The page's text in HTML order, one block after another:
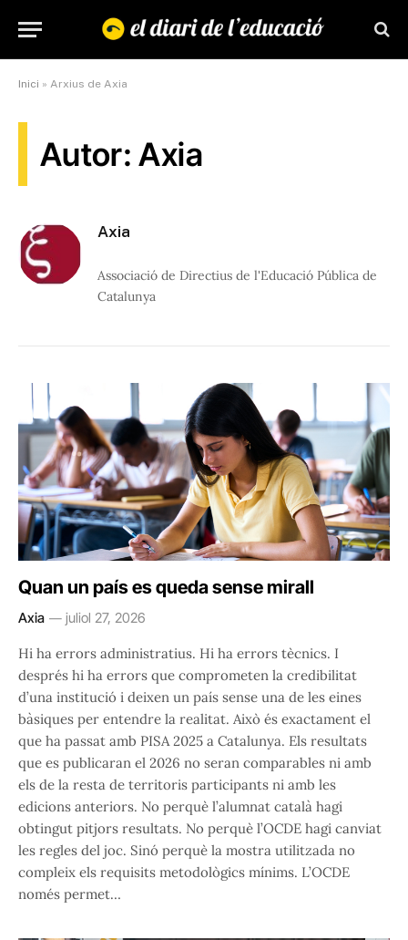
Inici » Arxius de Axia
Autor: Axia
Axia
Associació de Directius de l'Educació Pública de
Catalunya
Quan un país es queda sense mirall
Axia juliol 27, 2026
Hi ha errors administratius. Hi ha errors tècnics. I
després hi ha errors que comprometen la credibilitat
d’una institució i deixen un país sense una de les eines
bàsiques per entendre la realitat. Això és exactament el
que ha passat amb PISA 2025 a Catalunya. Els resultats
que es publicaran el 2026 no seran comparables ni amb
els de la resta de territoris participants ni amb les
edicions anteriors. No perquè l’alumnat català hagi
obtingut pitjors resultats. No perquè l’OCDE hagi canviat
les regles del joc. Sinó perquè la mostra utilitzada no
compleix els requisits metodològics mínims. L’OCDE
només permet…